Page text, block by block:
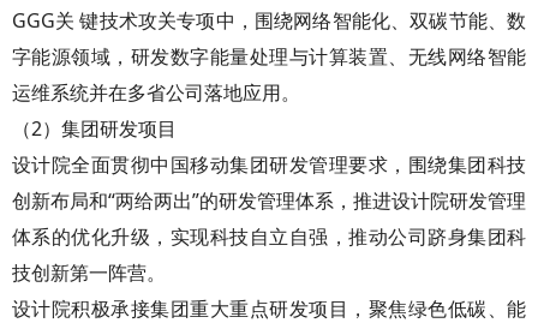
GGG关 键技术攻关专项中，围绕网络智能化、双碳节能、数
字能源领域，研发数字能量处理与计算装置、无线网络智能
运维系统并在多省公司落地应用。
（2）集团研发项目
设计院全面贯彻中国移动集团研发管理要求，围绕集团科技
创新布局和“两给两出”的研发管理体系，推进设计院研发管理
体系的优化升级，实现科技自立自强，推动公司跻身集团科
技创新第一阵营。
设计院积极承接集团重大重点研发项目，聚焦绿色低碳、能